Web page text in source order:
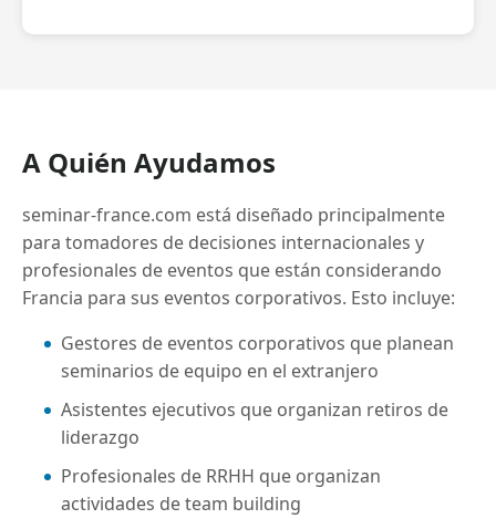
A Quién Ayudamos
seminar-france.com está diseñado principalmente
para tomadores de decisiones internacionales y
profesionales de eventos que están considerando
Francia para sus eventos corporativos. Esto incluye:
Gestores de eventos corporativos que planean
seminarios de equipo en el extranjero
Asistentes ejecutivos que organizan retiros de
liderazgo
Profesionales de RRHH que organizan
actividades de team building